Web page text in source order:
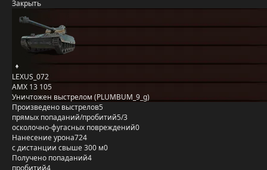
Закрыть
LEXUS_072
AMX 13 105
Уничтожен выстрелом (PLUMBUM_9_g)
Произведено выстрелов5
прямых попаданий/пробитий5/3
осколочно-фугасных повреждений0
Нанесение урона724
с дистанции свыше 300 м0
Получено попаданий4
пробитий4